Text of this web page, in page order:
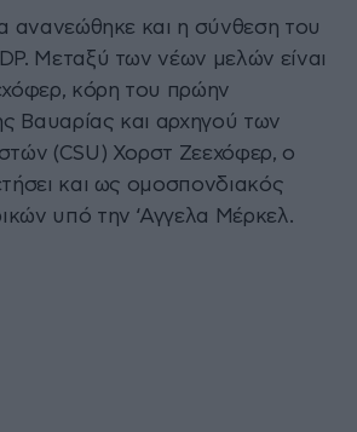
ανανεώθηκε και η σύνθεση του
Μεταξύ των νέων μελών είναι
κόρη του πρώην
Βαυαρίας και αρχηγού των
(CSU) Χορστ Ζεεχόφερ, ο
και ως ομοσπονδιακός
υπό την ‘Αγγελα Μέρκελ.